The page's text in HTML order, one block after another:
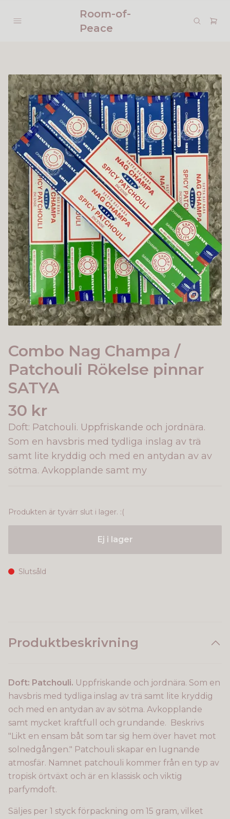
Room-of-
Peace
Combo Nag Champa /
Patchouli Rökelse pinnar
SATYA
30 kr
Doft: Patchouli. Uppfriskande och jordnära.
Som en havsbris med tydliga inslag av trä
samt lite kryddig och med en antydan av av
sötma. Avkopplande samt my
Produkten är tyvärr slut i lager. :(
Ej i lager
Slutsåld
Produktbeskrivning
Doft: Patchouli. Uppfriskande och jordnära. Som en
havsbris med tydliga inslag av trä samt lite kryddig
och med en antydan av av sötma. Avkopplande
samt mycket kraftfull och grundande. Beskrivs
"Likt en ensam båt som tar sig hem över havet mot
solnedgången." Patchouli skapar en lugnande
atmosfär. Namnet patchouli kommer från en typ av
tropisk örtväxt och är en klassisk och viktig
parfymdoft.
Säljes per 1 styck förpackning om 15 gram, vilket